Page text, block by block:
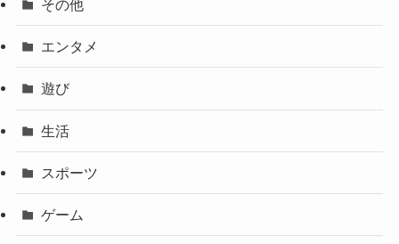
その他
エンタメ
遊び
生活
スポーツ
ゲーム